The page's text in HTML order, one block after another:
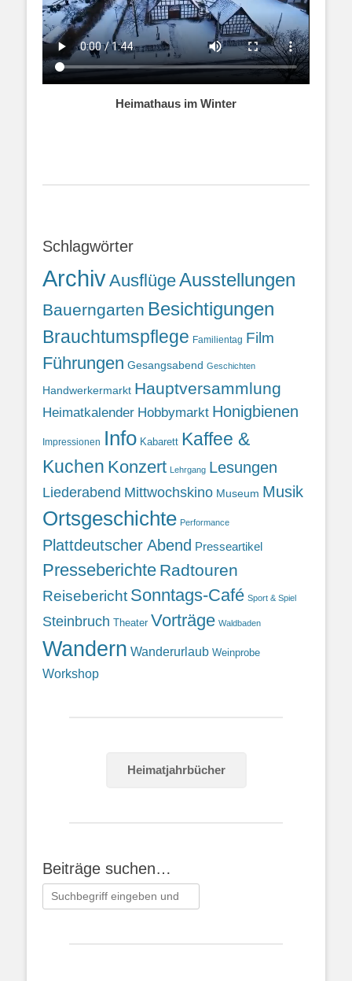
Heimathaus im Winter
Schlagwörter
ArchivAusflügeAusstellungen
Bauerngarten Besichtigungen
Brauchtumspflege Familientag Film
Führungen Gesangsabend Geschichten
Handwerkermarkt Hauptversammlung
Heimatkalender Hobbymarkt Honigbienen
Impressionen Info Kabarett Kaffee &
Kuchen Konzert Lehrgang Lesungen
Liederabend Mittwochskino Museum Musik
Ortsgeschichte Performance
Plattdeutscher Abend Presseartikel
Presseberichte Radtouren
Reisebericht Sonntags-Café Sport & Spiel
Steinbruch Theater Vorträge Waldbaden
Wandern Wanderurlaub Weinprobe
Workshop
Heimatjahrbücher
Beiträge suchen…
Suchen
nach: